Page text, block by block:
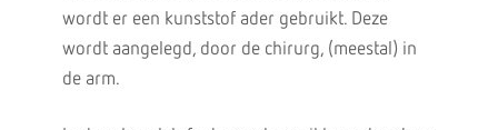
wordt er een kunststof ader gebruikt. Deze
wordt aangelegd, door de chirurg, (meestal) in
de arm.